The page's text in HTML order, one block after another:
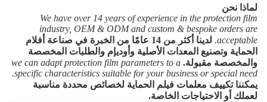
لماذا نحن
We have over 14 years of experience in the protection film
industry, OEM & ODM and custom & bespoke orders are
acceptable.
لدينا أكثر من 14 عامًا من الخبرة في صناعة أفلام
الحماية وتصنيع المعدات الأصلية وأوديإم والطلبات المخصصة
والمخصصة مقبولة. we can adapt protection film parameters to a
specific characteristics suitable for your business or special need.
يمكننا تكييف معلمات فيلم الحماية لخصائص محددة مناسبة
لعملك أو الاحتياجات الخاصة.